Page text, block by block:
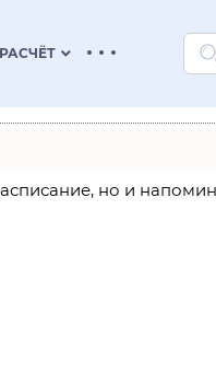
keyboard_arrow_down
но и